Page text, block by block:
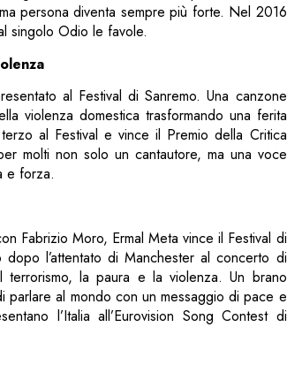
persona diventa sempre più forte. Nel 2016
singolo Odio le favole.
al Festival di Sanremo. Una canzone
violenza domestica trasformando una ferita
al Festival e vince il Premio della Critica
molti non solo un cantautore, ma una voce
e forza.
Fabrizio Moro, Ermal Meta vince il Festival di
l’attentato di Manchester al concerto di
la paura e la violenza. Un brano
al mondo con un messaggio di pace e
l’Italia all’Eurovision Song Contest di